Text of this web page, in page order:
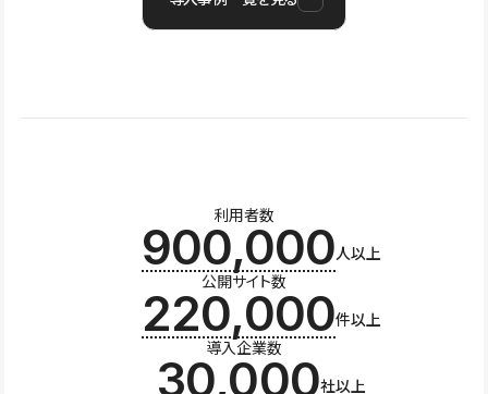
利用者数
900,000人以上
公開サイト数
220,000件以上
導入企業数
30,000社以上